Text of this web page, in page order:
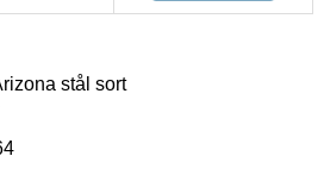
stål sort